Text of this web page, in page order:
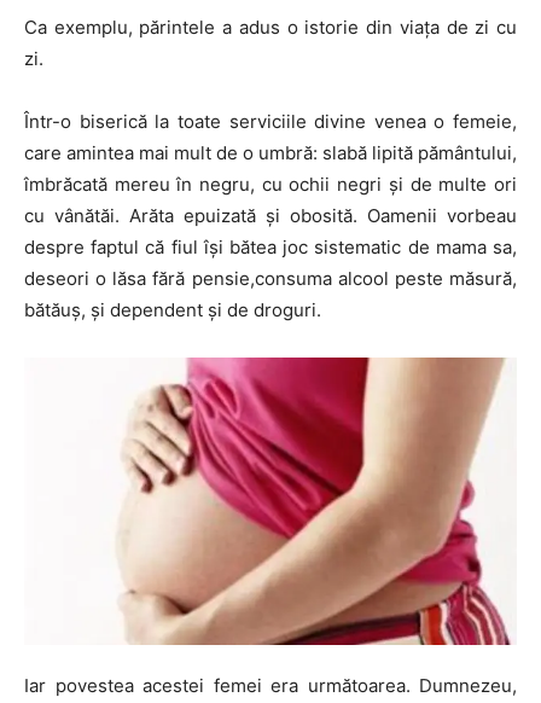
Ca exemplu, părintele a adus o istorie din viața de zi cu
zi.
Într-o biserică la toate serviciile divine venea o femeie,
care amintea mai mult de o umbră: slabă lipită pământului,
îmbrăcată mereu în negru, cu ochii negri și de multe ori
cu vânătăi. Arăta epuizată și obosită. Oamenii vorbeau
despre faptul că fiul își bătea joc sistematic de mama sa,
deseori o lăsa fără pensie,consuma alcool peste măsură,
bătăuș, și dependent și de droguri.
Iar povestea acestei femei era următoarea. Dumnezeu,